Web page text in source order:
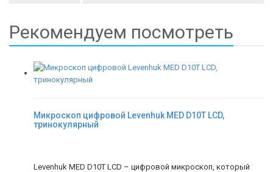
Рекомендуем посмотреть
Микроскоп цифровой Levenhuk MED D10T LCD,
тринокулярный
Levenhuk MED D10T LCD – цифровой микроскоп, который